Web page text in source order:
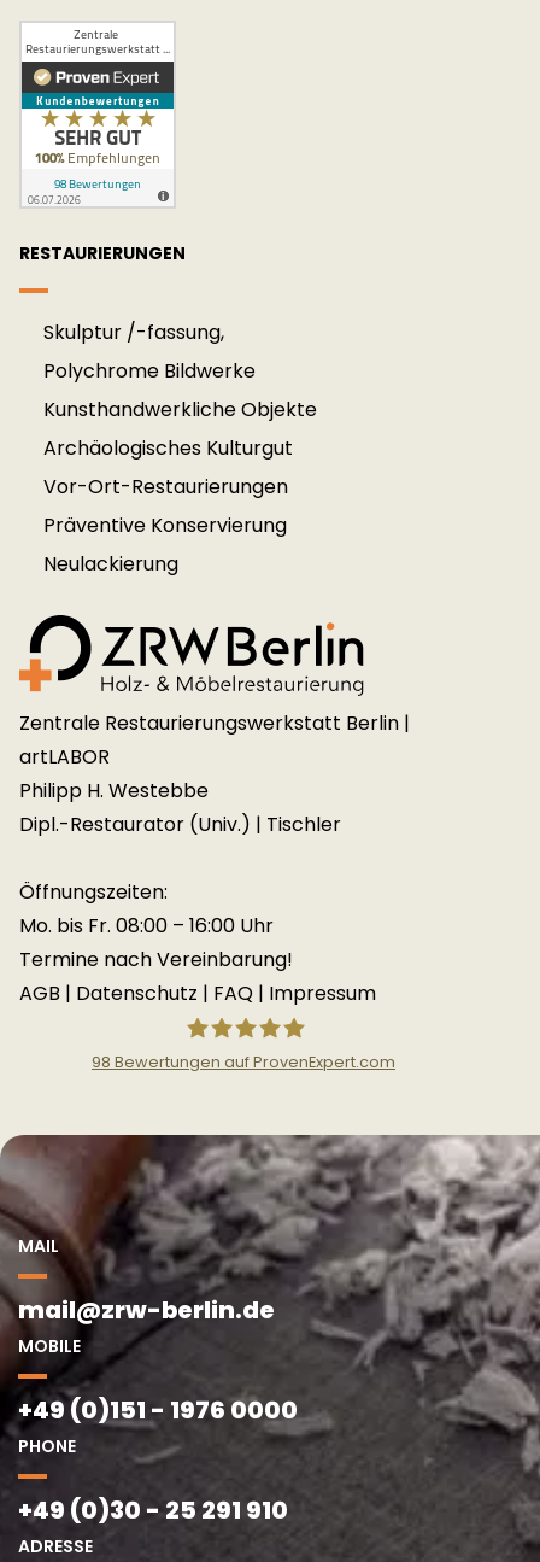
Zentrale Restaurierungswerkstatt Berlin |
artLABOR
Philipp H. Westebbe
Dipl.-Restaurator (Univ.) | Tischler
Öffnungszeiten:
Mo. bis Fr. 08:00 – 16:00 Uhr
Termine nach Vereinbarung!
AGB | Datenschutz | FAQ | Impressum
Berlin
98 Bewertungen auf ProvenExpert.com
RESTAURIERUNGEN
Skulptur /-fassung,
Polychrome Bildwerke
Kunsthandwerkliche Objekte
Archäologisches Kulturgut
Vor-Ort-Restaurierungen
Präventive Konservierung
Neulackierung
MAIL
mail@zrw-berlin.de
MOBILE
+49 (0)151 - 1976 0000
PHONE
+49 (0)30 - 25 291 910
ADRESSE